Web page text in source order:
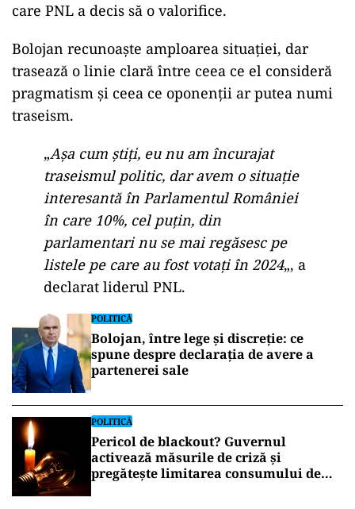
care PNL a decis să o valorifice.
ad
Bolojan recunoaște amploarea situației, dar
pragmatism și ceea ce oponenții ar putea numi
traseism.
„Așa cum știți, eu nu am încurajat
traseismul politic, dar avem o situație
interesantă în Parlamentul României
în care 10%, cel puțin, din
parlamentari nu se mai regăsesc pe
listele pe care au fost votați în 2024